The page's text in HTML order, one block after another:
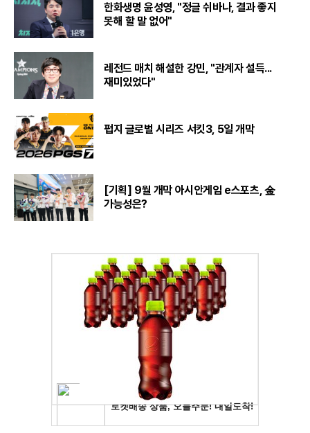
한화생명 윤성영, "정글 쉬바나, 결과 좋지
못해 할 말 없어"
레전드 매치 해설한 강민, "관계자 설득...
재미있었다"
펍지 글로벌 시리즈 서킷3, 5일 개막
[기획] 9월 개막 아시안게임 e스포츠, 金
가능성은?